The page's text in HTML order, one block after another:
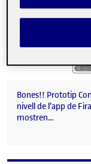
Bones!! Prototip
nivell de l’app de
mostren…